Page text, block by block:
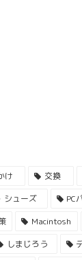
け 交換
シューズ PC
Macintosh
しまじろう